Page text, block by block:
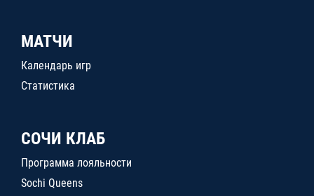
МАТЧИ
Календарь игр
Статистика
СОЧИ КЛАБ
Программа лояльности
Sochi Queens